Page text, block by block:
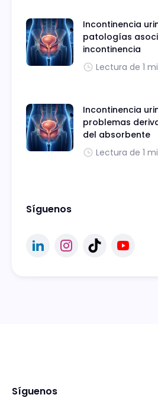
Incontinencia
patologías
incontinencia
Lectura de 1
Incontinencia
problemas
del absorbente
Lectura de 1
Síguenos
Síguenos